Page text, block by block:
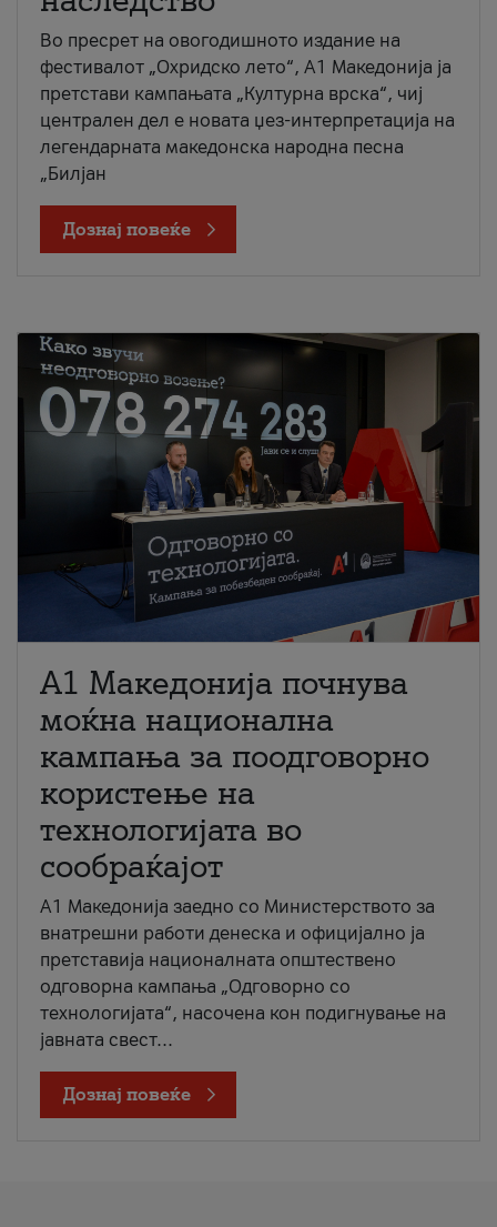
Во пресрет на овогодишното издание на
фестивалот „Охридско лето“, А1 Македонија ја
претстави кампањата „Културна врска“, чиј
централен дел е новата џез-интерпретација на
легендарната македонска народна песна
„Билјан
Дознај повеќе
A1 Македонија почнува
моќна национална
кампања за поодговорно
користење на
технологијата во
сообраќајот
A1 Македонија заедно со Министерството за
внатрешни работи денеска и официјално ја
претставија националната општествено
одговорна кампања „Одговорно со
технологијата“, насочена кон подигнување на
јавната свест...
Дознај повеќе